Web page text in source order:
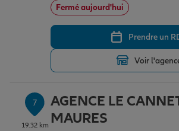
Fermé aujourd'hui
Prendre un
Voir
7
19.32 km
AGENCE LE
MAURES